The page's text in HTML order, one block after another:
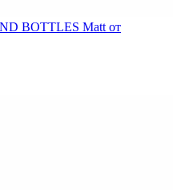
BOTTLES Matt от